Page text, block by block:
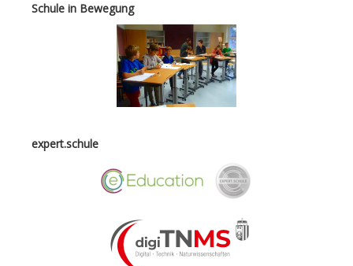
Schule in Bewegung
expert.schule